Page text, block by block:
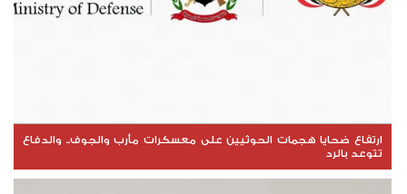
ارتفاع ضحايا هجمات الحوثيين على معسكرات مأرب والجوف.. والدفاع
تتوعد بالرد